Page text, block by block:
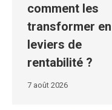
comment les
transformer en
leviers de
rentabilité ?
7 août 2026